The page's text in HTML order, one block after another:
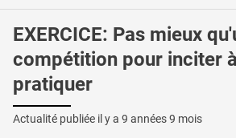
EXERCICE: Pas mieux
compétition pour inciter
pratiquer
Actualité publiée il y a 9 années 9 mois